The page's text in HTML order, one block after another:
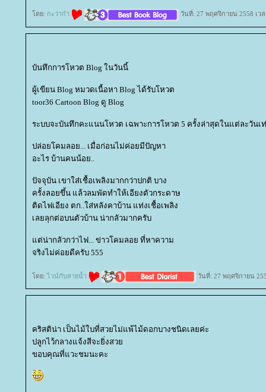
ดย: กะว่าก๋า วันที่: 27 พฤศจิกายน 2558 เว
บันทึกการโหวต Blog ในวันนี้
ผู้เขียน Blog หมวดเนื้อหา Blog ได้รับโหวต
toor36 Cartoon Blog ดู Blog
ระบบจะบันทึกคะแนนโหวต เฉพาะการโหวต 5 ครั้งล่าสุดในแต่ละวันเ
ปล่อยโคมลอย... เมื่อก่อนไม่ค่อยมีปัญหา
อะไร บ้านคนน้อย..
ปัจจุบัน เขาใส่เชื้อเพลิงมากกว่าปกติ บาง
ครั้งลอยขึ้น แล้วลมพัดทำให้เอียงตัวกระดาษ
ติดไฟเอียง ตก..ใส่หลังคาบ้าน แท่งเชื้อเพลิง
เลยลุกต่อบนตัวบ้าน น่ากลัวมากครับ
ต่น่ากลัวกว่าไฟ... ข่าวโคมลอย ที่หาความ
จริงไม่ค่อยดีครับ 555
ดย:ไวน์กับสายน้ำ วันที่: 27 พฤศจิกายน
คริสติน่า เป็นไม้ใบที่สวยไม่แพ้ไม้ดอกบางชนิดเลยค่ะ
ปลูกไว้กลางแจ้งสีจะยิ่งสว
ขอบคุณที่แวะชมนะคะ